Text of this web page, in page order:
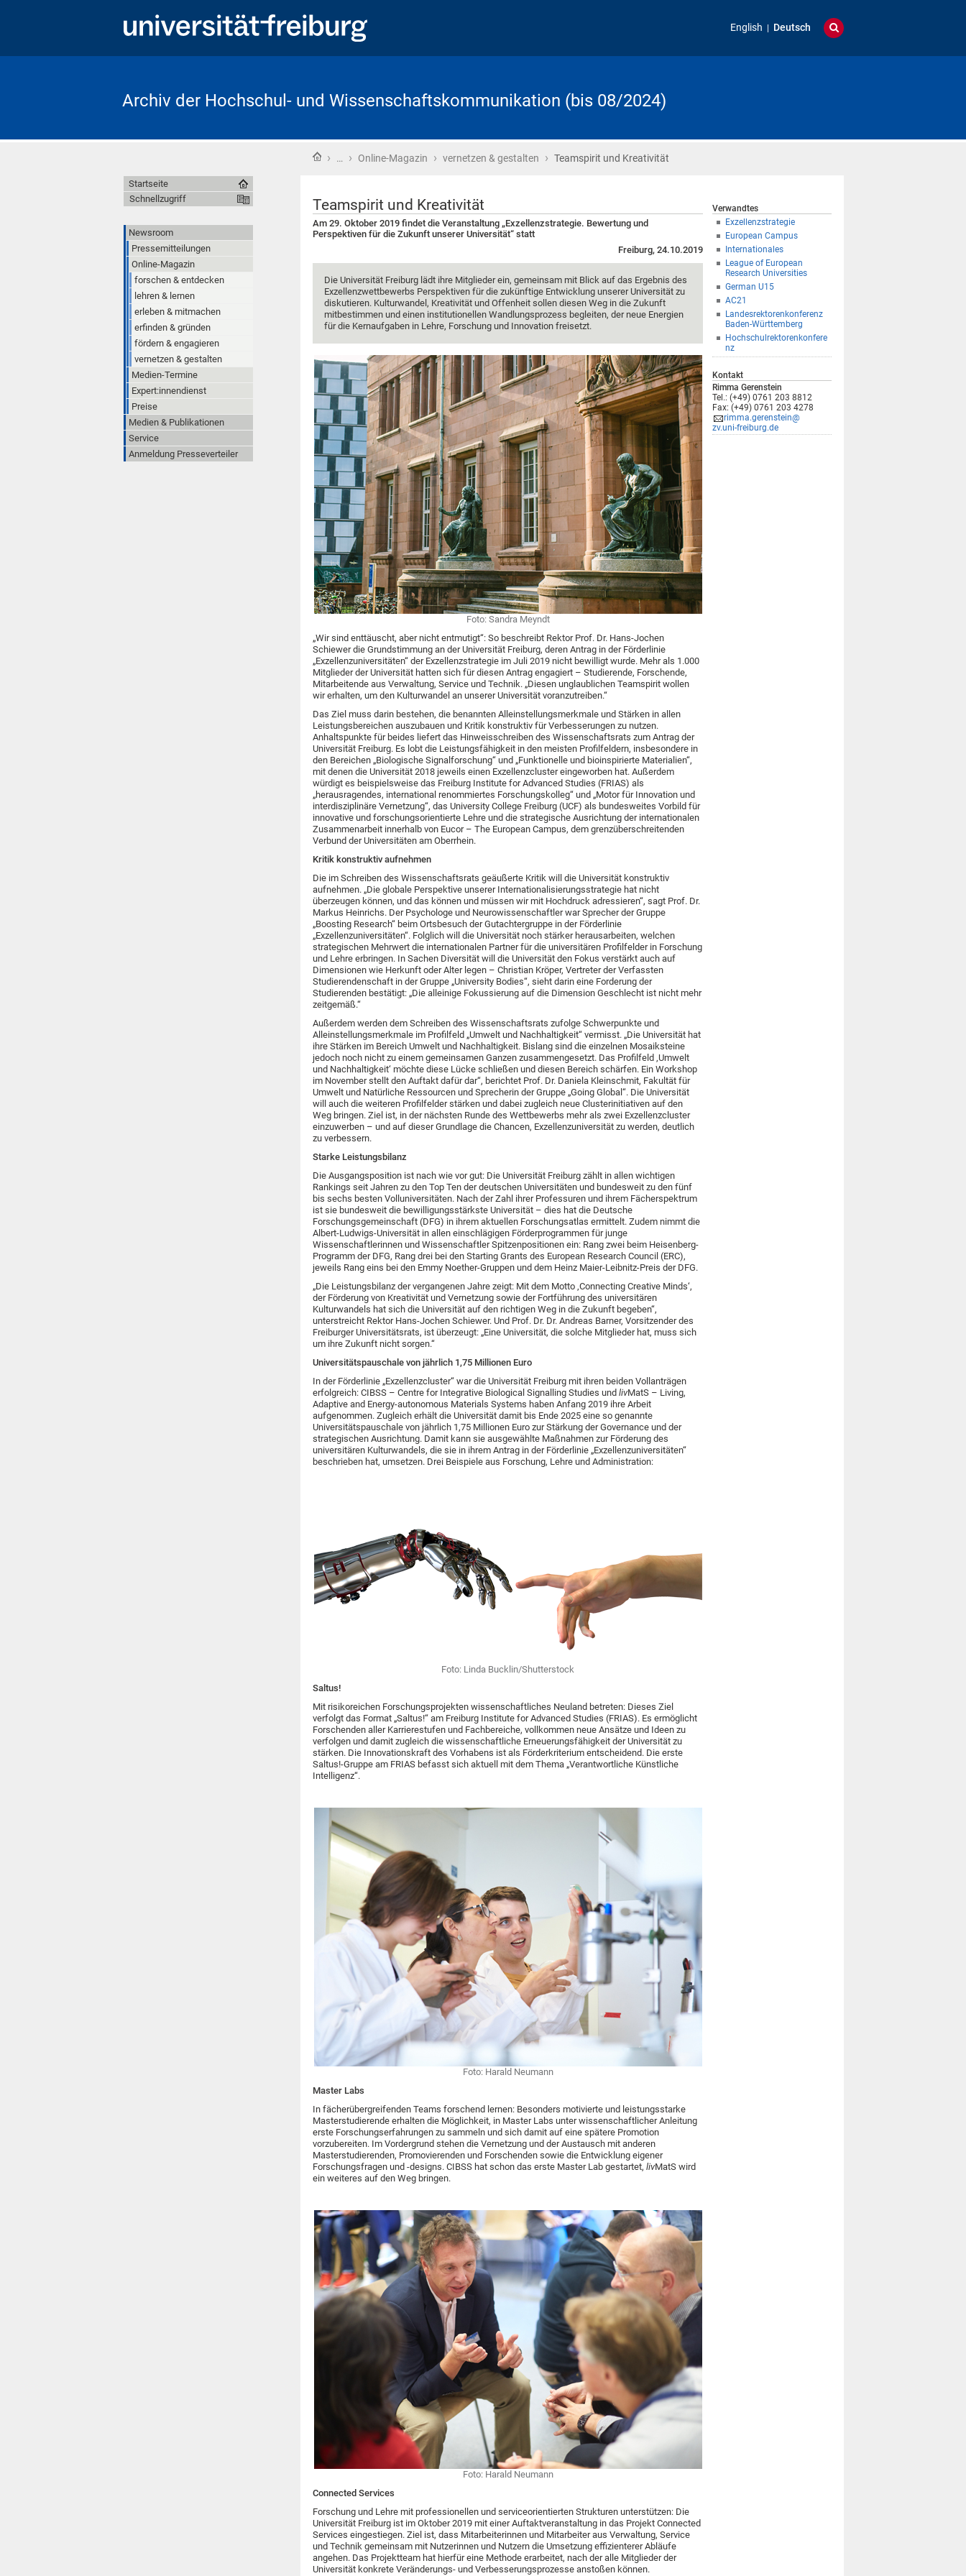
English Deutsch
Archiv der Hochschul- und Wissenschaftskommunikation (bis 08/2024)
Startseite
› … › Online-Magazin › vernetzen & gestalten › Teamspirit und Kreativität
Teamspirit und Kreativität
Am 29. Oktober 2019 findet die Veranstaltung „Exzellenzstrategie. Bewertung und
Perspektiven für die Zukunft unserer Universität“ statt
Freiburg, 24.10.2019
Die Universität Freiburg lädt ihre Mitglieder ein, gemeinsam mit Blick auf das Ergebnis des
Exzellenzwettbewerbs Perspektiven für die zukünftige Entwicklung unserer Universität zu
diskutieren. Kulturwandel, Kreativität und Offenheit sollen diesen Weg in die Zukunft
mitbestimmen und einen institutionellen Wandlungsprozess begleiten, der neue Energien
für die Kernaufgaben in Lehre, Forschung und Innovation freisetzt.
Foto: Sandra Meyndt
„Wir sind enttäuscht, aber nicht entmutigt“: So beschreibt Rektor Prof. Dr. Hans-Jochen
Schiewer die Grundstimmung an der Universität Freiburg, deren Antrag in der Förderlinie
„Exzellenzuniversitäten“ der Exzellenzstrategie im Juli 2019 nicht bewilligt wurde. Mehr als 1.000
Mitglieder der Universität hatten sich für diesen Antrag engagiert – Studierende, Forschende,
Mitarbeitende aus Verwaltung, Service und Technik. „Diesen unglaublichen Teamspirit wollen
wir erhalten, um den Kulturwandel an unserer Universität voranzutreiben.“
Das Ziel muss darin bestehen, die benannten Alleinstellungsmerkmale und Stärken in allen
Leistungsbereichen auszubauen und Kritik konstruktiv für Verbesserungen zu nutzen.
Anhaltspunkte für beides liefert das Hinweisschreiben des Wissenschaftsrats zum Antrag der
Universität Freiburg. Es lobt die Leistungsfähigkeit in den meisten Profilfeldern, insbesondere in
den Bereichen „Biologische Signalforschung“ und „Funktionelle und bioinspirierte Materialien“,
mit denen die Universität 2018 jeweils einen Exzellenzcluster eingeworben hat. Außerdem
würdigt es beispielsweise das Freiburg Institute for Advanced Studies (FRIAS) als
„herausragendes, international renommiertes Forschungskolleg“ und „Motor für Innovation und
interdisziplinäre Vernetzung“, das University College Freiburg (UCF) als bundesweites Vorbild für
innovative und forschungsorientierte Lehre und die strategische Ausrichtung der internationalen
Zusammenarbeit innerhalb von Eucor – The European Campus, dem grenzüberschreitenden
Verbund der Universitäten am Oberrhein.
Kritik konstruktiv aufnehmen
Die im Schreiben des Wissenschaftsrats geäußerte Kritik will die Universität konstruktiv
aufnehmen. „Die globale Perspektive unserer Internationalisierungsstrategie hat nicht
überzeugen können, und das können und müssen wir mit Hochdruck adressieren“, sagt Prof. Dr.
Markus Heinrichs. Der Psychologe und Neurowissenschaftler war Sprecher der Gruppe
„Boosting Research“ beim Ortsbesuch der Gutachtergruppe in der Förderlinie
„Exzellenzuniversitäten“. Folglich will die Universität noch stärker herausarbeiten, welchen
strategischen Mehrwert die internationalen Partner für die universitären Profilfelder in Forschung
und Lehre erbringen. In Sachen Diversität will die Universität den Fokus verstärkt auch auf
Dimensionen wie Herkunft oder Alter legen – Christian Kröper, Vertreter der Verfassten
Studierendenschaft in der Gruppe „University Bodies“, sieht darin eine Forderung der
Studierenden bestätigt: „Die alleinige Fokussierung auf die Dimension Geschlecht ist nicht mehr
zeitgemäß.“
Außerdem werden dem Schreiben des Wissenschaftsrats zufolge Schwerpunkte und
Alleinstellungsmerkmale im Profilfeld „Umwelt und Nachhaltigkeit“ vermisst. „Die Universität hat
ihre Stärken im Bereich Umwelt und Nachhaltigkeit. Bislang sind die einzelnen Mosaiksteine
jedoch noch nicht zu einem gemeinsamen Ganzen zusammengesetzt. Das Profilfeld ‚Umwelt
und Nachhaltigkeit‘ möchte diese Lücke schließen und diesen Bereich schärfen. Ein Workshop
im November stellt den Auftakt dafür dar“, berichtet Prof. Dr. Daniela Kleinschmit, Fakultät für
Umwelt und Natürliche Ressourcen und Sprecherin der Gruppe „Going Global“. Die Universität
will auch die weiteren Profilfelder stärken und dabei zugleich neue Clusterinitiativen auf den
Weg bringen. Ziel ist, in der nächsten Runde des Wettbewerbs mehr als zwei Exzellenzcluster
einzuwerben – und auf dieser Grundlage die Chancen, Exzellenzuniversität zu werden, deutlich
zu verbessern.
Starke Leistungsbilanz
Die Ausgangsposition ist nach wie vor gut: Die Universität Freiburg zählt in allen wichtigen
Rankings seit Jahren zu den Top Ten der deutschen Universitäten und bundesweit zu den fünf
bis sechs besten Volluniversitäten. Nach der Zahl ihrer Professuren und ihrem Fächerspektrum
ist sie bundesweit die bewilligungsstärkste Universität – dies hat die Deutsche
Forschungsgemeinschaft (DFG) in ihrem aktuellen Forschungsatlas ermittelt. Zudem nimmt die
Albert-Ludwigs-Universität in allen einschlägigen Förderprogrammen für junge
Wissenschaftlerinnen und Wissenschaftler Spitzenpositionen ein: Rang zwei beim Heisenberg-
Programm der DFG, Rang drei bei den Starting Grants des European Research Council (ERC),
jeweils Rang eins bei den Emmy Noether-Gruppen und dem Heinz Maier-Leibnitz-Preis der DFG.
„Die Leistungsbilanz der vergangenen Jahre zeigt: Mit dem Motto ‚Connecting Creative Minds‘,
der Förderung von Kreativität und Vernetzung sowie der Fortführung des universitären
Kulturwandels hat sich die Universität auf den richtigen Weg in die Zukunft begeben“,
unterstreicht Rektor Hans-Jochen Schiewer. Und Prof. Dr. Dr. Andreas Barner, Vorsitzender des
Freiburger Universitätsrats, ist überzeugt: „Eine Universität, die solche Mitglieder hat, muss sich
um ihre Zukunft nicht sorgen.“
Universitätspauschale von jährlich 1,75 Millionen Euro
In der Förderlinie „Exzellenzcluster“ war die Universität Freiburg mit ihren beiden Vollanträgen
erfolgreich: CIBSS – Centre for Integrative Biological Signalling Studies und livMatS – Living,
Adaptive and Energy-autonomous Materials Systems haben Anfang 2019 ihre Arbeit
aufgenommen. Zugleich erhält die Universität damit bis Ende 2025 eine so genannte
Universitätspauschale von jährlich 1,75 Millionen Euro zur Stärkung der Governance und der
strategischen Ausrichtung. Damit kann sie ausgewählte Maßnahmen zur Förderung des
universitären Kulturwandels, die sie in ihrem Antrag in der Förderlinie „Exzellenzuniversitäten“
beschrieben hat, umsetzen. Drei Beispiele aus Forschung, Lehre und Administration:
Foto: Linda Bucklin/Shutterstock
Saltus!
Mit risikoreichen Forschungsprojekten wissenschaftliches Neuland betreten: Dieses Ziel
verfolgt das Format „Saltus!“ am Freiburg Institute for Advanced Studies (FRIAS). Es ermöglicht
Forschenden aller Karrierestufen und Fachbereiche, vollkommen neue Ansätze und Ideen zu
verfolgen und damit zugleich die wissenschaftliche Erneuerungsfähigkeit der Universität zu
stärken. Die Innovationskraft des Vorhabens ist als Förderkriterium entscheidend. Die erste
Saltus!-Gruppe am FRIAS befasst sich aktuell mit dem Thema „Verantwortliche Künstliche
Intelligenz“.
Foto: Harald Neumann
Master Labs
In fächerübergreifenden Teams forschend lernen: Besonders motivierte und leistungsstarke
Masterstudierende erhalten die Möglichkeit, in Master Labs unter wissenschaftlicher Anleitung
erste Forschungserfahrungen zu sammeln und sich damit auf eine spätere Promotion
vorzubereiten. Im Vordergrund stehen die Vernetzung und der Austausch mit anderen
Masterstudierenden, Promovierenden und Forschenden sowie die Entwicklung eigener
Forschungsfragen und -designs. CIBSS hat schon das erste Master Lab gestartet, livMatS wird
ein weiteres auf den Weg bringen.
Foto: Harald Neumann
Connected Services
Forschung und Lehre mit professionellen und serviceorientierten Strukturen unterstützen: Die
Universität Freiburg ist im Oktober 2019 mit einer Auftaktveranstaltung in das Projekt Connected
Services eingestiegen. Ziel ist, dass Mitarbeiterinnen und Mitarbeiter aus Verwaltung, Service
und Technik gemeinsam mit Nutzerinnen und Nutzern die Umsetzung effizienterer Abläufe
angehen. Das Projektteam hat hierfür eine Methode erarbeitet, nach der alle Mitglieder der
Universität konkrete Veränderungs- und Verbesserungsprozesse anstoßen können.
Verwandtes
Exzellenzstrategie
European Campus
Internationales
League of European
Research Universities
German U15
AC21
Landesrektorenkonferenz
Baden-Württemberg
Hochschulrektorenkonfere
nz
Kontakt
Rimma Gerenstein
Tel.: (+49) 0761 203 8812
Fax: (+49) 0761 203 4278
rimma.gerenstein@
zv.uni-freiburg.de
Startseite
Schnellzugriff
Newsroom
Pressemitteilungen
Online-Magazin
forschen & entdecken
lehren & lernen
erleben & mitmachen
erfinden & gründen
fördern & engagieren
vernetzen & gestalten
Medien-Termine
Expert:innendienst
Preise
Medien & Publikationen
Service
Anmeldung Presseverteiler